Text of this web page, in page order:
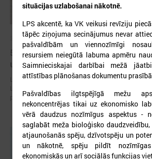
2026. gada 30. jūlijs
5. augustā notiks Latvijas
un Iekšlietu ministrijas sarunas
Latvijas Pašvaldību savienība aicina piedalīties
Latvijas Pašvaldību savienības sarunās, kas
plkst. 14:30 LPS 4. stāva zālē (Mazā Pils iela 1,
situācijas uzlabošanai nākotnē.
LPS akcentē, ka VK veikusi revīziju
tāpēc ziņojuma secinājumus nevar
pašvaldībām un viennozīmīgi
resursiem neiegūtā labuma apmēru
Saimnieciskajai darbībai mežā
attīstības plānošanas dokumentu
Pašvaldības ilgtspējīgā mežu
nekoncentrējas tikai uz ekonomisko
vērā daudzus nozīmīgus aspektus -
saglabāt meža bioloģisko
atjaunošanās spēju, dzīvotspēju un
un nākotnē, spēju pildīt nozīmīgas
ekonomiskās un arī sociālās funkcijas